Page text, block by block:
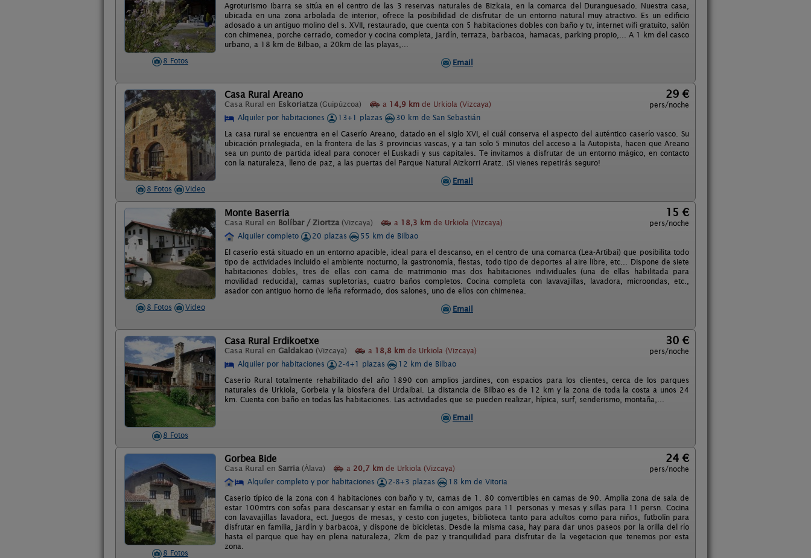
8 Fotos
Agroturismo Ibarra se sitúa en el centro de las 3 reservas naturales de Bizkaia, en la comarca del Duranguesado. Nuestra casa,
ubicada en una zona arbolada de interior, ofrece la posibilidad de disfrutar de un entorno natural muy atractivo. Es un edificio
adosado a un antiguo molino del s. XVII, restaurado, que cuenta con 5 habitaciones dobles con baño y tv, internet wifi gratuito, salón
con chimenea, porche cerrado, comedor y cocina completa, jardín, terraza, barbacoa, hamacas, parking propio,... A 1 km del casco
urbano, a 18 km de Bilbao, a 20km de las playas,...
Email
8 Fotos Video
Casa Rural Areano
Casa Rural en Eskoriatza (Guipúzcoa) a 14,9 km de Urkiola (Vizcaya)
29 €
pers/noche
Alquiler por habitaciones
13+1 plazas
30 km de San Sebastián
La casa rural se encuentra en el Caserío Areano, datado en el siglo XVI, el cuál conserva el aspecto del auténtico caserío vasco. Su
ubicación privilegiada, en la frontera de las 3 provincias vascas, y a tan solo 5 minutos del acceso a la Autopista, hacen que Areano
sea un punto de partida ideal para conocer el Euskadi y sus capitales. Te invitamos a disfrutar de un entorno mágico, en contacto
con la naturaleza, lleno de paz, a las puertas del Parque Natural Aizkorri Aratz. ¡Si vienes repetirás seguro!
Email
8 Fotos Video
Monte Baserria
Casa Rural en Bolíbar / Ziortza (Vizcaya) a 18,3 km de Urkiola (Vizcaya)
15 €
pers/noche
Alquiler completo
20 plazas
55 km de Bilbao
El caserío está situado en un entorno apacible, ideal para el descanso, en el centro de una comarca (Lea-Artibai) que posibilita todo
tipo de actividades incluido el ambiente nocturno, la gastronomía, fiestas, todo tipo de deportes al aire libre, etc... Dispone de siete
habitaciones dobles, tres de ellas con cama de matrimonio mas dos habitaciones individuales (una de ellas habilitada para
movilidad reducida), camas supletorias, cuatro baños completos. Cocina completa con lavavajillas, lavadora, microondas, etc.,
asador con antiguo horno de leña reformado, dos salones, uno de ellos con chimenea.
Email
8 Fotos
Casa Rural Erdikoetxe
Casa Rural en Galdakao (Vizcaya) a 18,8 km de Urkiola (Vizcaya)
30 €
pers/noche
Alquiler por habitaciones
2-4+1 plazas
12 km de Bilbao
Caserío Rural totalmente rehabilitado del año 1890 con amplios jardines, con espacios para los clientes, cerca de los parques
naturales de Urkiola, Gorbeia y la biosfera del Urdaibai. La distancia de Bilbao es de 12 km y la zona de toda la costa a unos 24
km. Cuenta con baño en todas las habitaciones. Las actividades que se pueden realizar, hípica, surf, senderismo, montaña,...
Email
8 Fotos
Gorbea Bide
Casa Rural en Sarria (Álava) a 20,7 km de Urkiola (Vizcaya)
24 €
pers/noche
Alquiler completo y por habitaciones
2-8+3 plazas
18 km de Vitoria
Caserio típico de la zona con 4 habitaciones con baño y tv, camas de 1. 80 convertibles en camas de 90. Amplia zona de sala de
estar 100mtrs con sofas para descansar y estar en familia o con amigos para 11 personas y mesas y sillas para 11 persn. Cocina
con lavavajillas lavadora, ect. Juegos de mesas, y cesto con jugetes, biblioteca tanto para adultos como para niños, futbolín para
disfrutar en familia, jardín y barbacoa, y dispone de bicicletas. Desde la misma casa, hay para dar unos paseos por la orilla del río
hasta el parque que hay en plena naturaleza, 2km de paz y tranquilidad para disfrutar de la vegetacion que tenemos por esta
zona.